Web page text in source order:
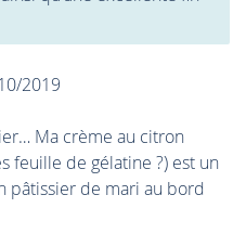
2019
Ma crème au citron
feuille de gélatine ?) est un
pâtissier de mari au bord